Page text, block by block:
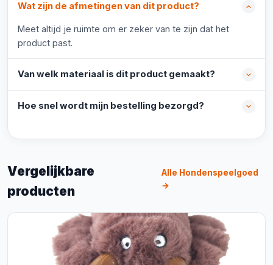
Wat zijn de afmetingen van dit product?
Meet altijd je ruimte om er zeker van te zijn dat het
product past.
Van welk materiaal is dit product gemaakt?
Hoe snel wordt mijn bestelling bezorgd?
Vergelijkbare
producten
Alle Hondenspeelgoed
→